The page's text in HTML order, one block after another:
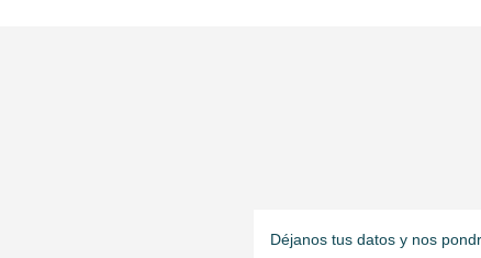
Déjanos tus datos y nos